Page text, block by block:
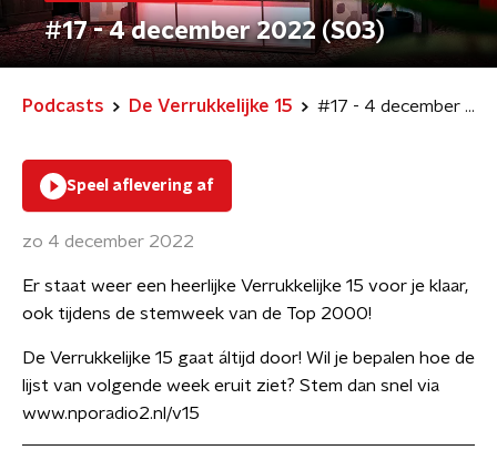
#17 - 4 december 2022 (S03)
Podcasts De Verrukkelijke 15 #17 - 4 december 2022 (S03)
Speel aflevering af
zo 4 december 2022
Er staat weer een heerlijke Verrukkelijke 15 voor je klaar,
ook tijdens de stemweek van de Top 2000!
De Verrukkelijke 15 gaat áltijd door! Wil je bepalen hoe de
lijst van volgende week eruit ziet? Stem dan snel via
www.nporadio2.nl/v15